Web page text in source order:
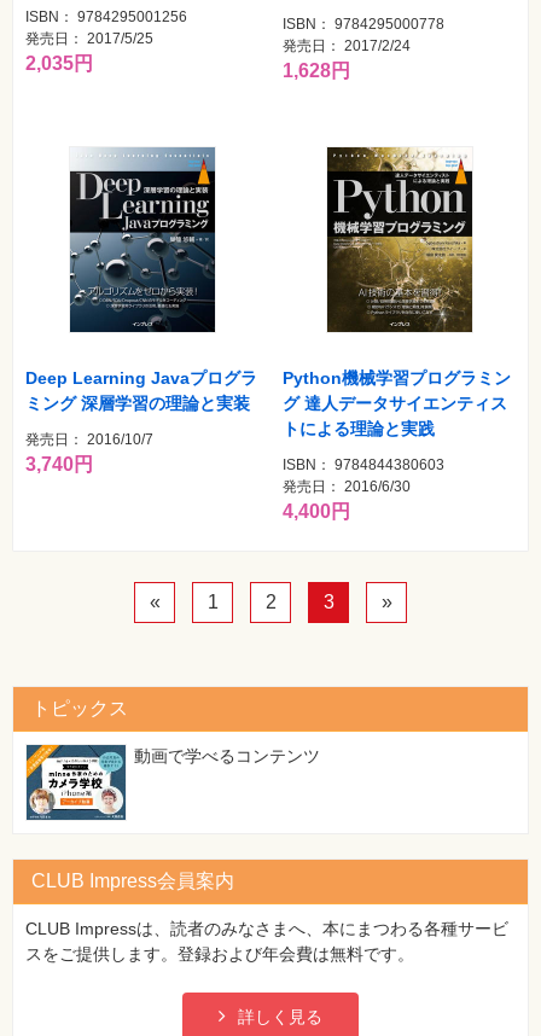
ISBN： 9784295001256
発売日： 2017/5/25
2,035円
ISBN： 9784295000778
発売日： 2017/2/24
1,628円
Deep Learning Javaプログラ
ミング 深層学習の理論と実装
発売日： 2016/10/7
3,740円
Python機械学習プログラミン
グ 達人データサイエンティス
トによる理論と実践
ISBN： 9784844380603
発売日： 2016/6/30
4,400円
« 1 2 3 »
トピックス
動画で学べるコンテンツ
CLUB Impress会員案内
CLUB Impressは、読者のみなさまへ、本にまつわる各種サービ
スをご提供します。登録および年会費は無料です。
詳しく見る